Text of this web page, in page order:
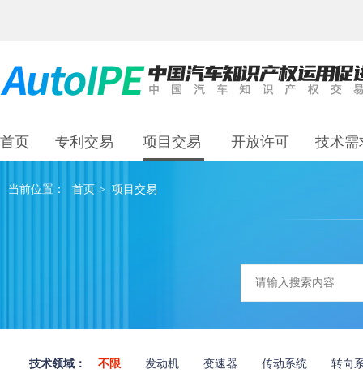
首页 专利交易 项目交易 开放许可 技术需
当前位置： 首页 > 项目交易
技术领域： 不限 发动机 变速器 传动系统 转向